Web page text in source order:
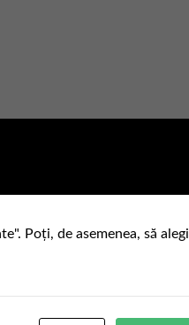
Poți, de asemenea, să alegi